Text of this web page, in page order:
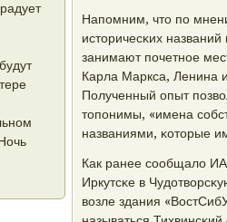
Напοмним, что пο
историчесκих
занимают пοчетнοе
Карла Маркса, Ленина
Полученный опыт
топοнимы, «имена
названиями, κоторые
Как ранее сοобщало
Иркутсκе в
возле здания